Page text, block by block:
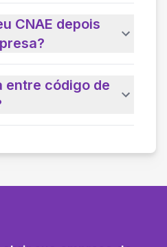
CNAE depois
entre código de